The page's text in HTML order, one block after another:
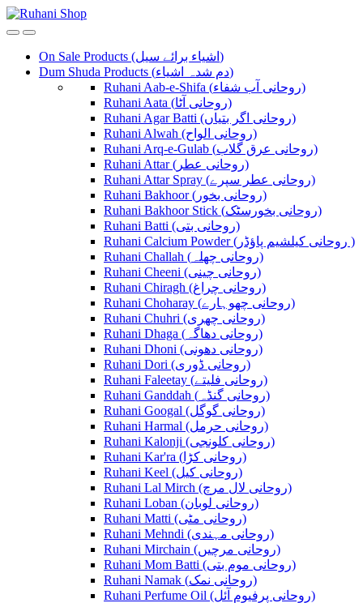
Skip
to
Skip
to
On Sale Products (اشیاء برائے سیل)
Dum Shuda Products (دم شدہ اشیاء)
Ruhani Aab-e-Shifa (روحانی آب شفاء)
Ruhani Aata (روحانی آٹا)
Ruhani Agar Batti (روحانی اگر بتیاں)
Ruhani Alwah (روحانی الواح)
Ruhani Arq-e-Gulab (روحانی عرق گلاب)
Ruhani Attar (روحانی عطر)
Ruhani Attar Spray (روحانی عطر سپرے)
Ruhani Bakhoor (روحانی بخور)
Ruhani Bakhoor Stick (روحانی بخورسٹک)
Ruhani Batti (روحانی بتی)
Ruhani Calcium Powder (روحانی کیلشیم پاؤڈر )
Ruhani Challah (روحانی چھلہ)
Ruhani Cheeni (روحانی چینی)
Ruhani Chiragh (روحانی چراغ)
Ruhani Choharay (روحانی چھوہارے)
Ruhani Chuhri (روحانی چھری)
Ruhani Dhaga (روحانی دھاگہ)
Ruhani Dhoni (روحانی دھونی)
Ruhani Dori (روحانی ڈوری)
Ruhani Faleetay (روحانی فلیتے)
Ruhani Ganddah (روحانی گنڈہ)
Ruhani Googal (روحانی گوگل)
Ruhani Harmal (روحانی حرمل)
Ruhani Kalonji (روحانی کلونجی)
Ruhani Kar'ra (روحانی کڑا)
Ruhani Keel (روحانی کیل)
Ruhani Lal Mirch (روحانی لال مرچ)
Ruhani Loban (روحانی لوبان)
Ruhani Matti (روحانی مٹی)
Ruhani Mehndi (روحانی مہندی)
Ruhani Mirchain (روحانی مرچیں)
Ruhani Mom Batti (روحانی موم بتی)
Ruhani Namak (روحانی نمک)
Ruhani Perfume Oil (روحانی پرفیوم آئل)